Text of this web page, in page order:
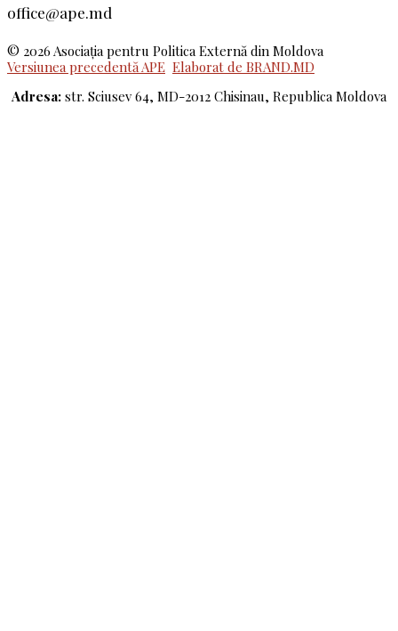
office@ape.md
© 2026 Asociaţia pentru Politica Externă din Moldova
Versiunea precedentă APE Elaborat de BRAND.MD
Adresa: str. Sciusev 64, MD-2012 Chisinau, Republica Moldova